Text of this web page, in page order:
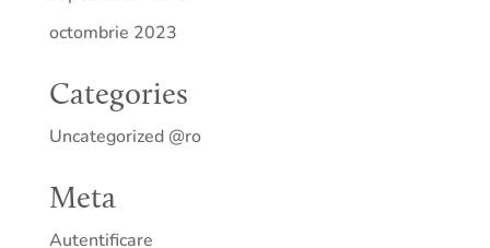
octombrie 2023
Categories
Uncategorized @ro
Meta
Autentificare